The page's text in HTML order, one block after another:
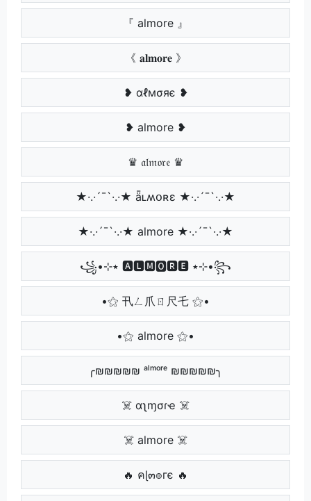
『 almore 』
《 𝐚𝐥𝐦𝐨𝐫𝐞 》
❥ αℓмσяє ❥
❥ almore ❥
♛ 𝔞𝔩𝔪𝔬𝔯𝔢 ♛
★·.·´¯`·.·★ ǟʟʍօʀɛ ★·.·´¯`·.·★
★·.·´¯`·.·★ almore ★·.·´¯`·.·★
꧁•⊹٭ 🅰🅻🅼🅾🆁🅴 ٭⊹•꧂
•⚝ 卂ㄥ爪ㄖ尺乇 ⚝•
•⚝ almore ⚝•
╭₪₪₪₪₪ ᵃˡᵐᵒʳᵉ ₪₪₪₪₪╮
☠️ αʅɱσɾҽ ☠️
☠️ almore ☠️
🔥 คɭ๓๏гє 🔥